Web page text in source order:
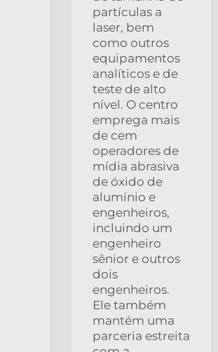
partículas a
laser, bem
como outros
equipamentos
analíticos e de
teste de alto
nível. O centro
emprega mais
de cem
operadores de
mídia abrasiva
de óxido de
alumínio e
engenheiros,
incluindo um
engenheiro
sênior e outros
dois
engenheiros.
Ele também
mantém uma
parceria estreita